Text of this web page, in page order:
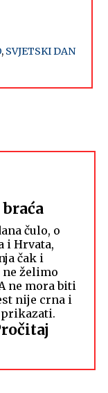
, SVJETSKI DAN
čulo, o
i Hrvata,
čak i
želimo
ne mora biti
nije crna i
prikazati.